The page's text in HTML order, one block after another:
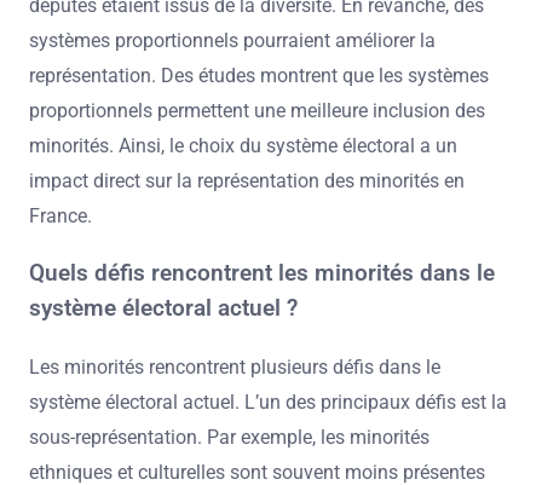
députés étaient issus de la diversité. En revanche, des
systèmes proportionnels pourraient améliorer la
représentation. Des études montrent que les systèmes
proportionnels permettent une meilleure inclusion des
minorités. Ainsi, le choix du système électoral a un
impact direct sur la représentation des minorités en
France.
Quels défis rencontrent les minorités dans le
système électoral actuel ?
Les minorités rencontrent plusieurs défis dans le
système électoral actuel. L’un des principaux défis est la
sous-représentation. Par exemple, les minorités
ethniques et culturelles sont souvent moins présentes